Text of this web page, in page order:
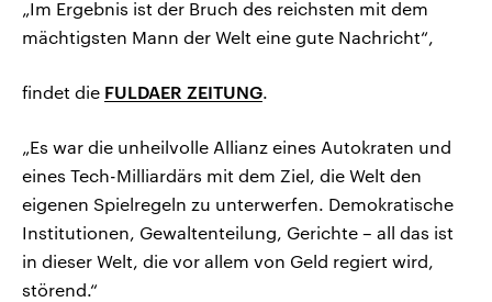
„Im Ergebnis ist der Bruch des reichsten mit dem
mächtigsten Mann der Welt eine gute Nachricht“,
findet die FULDAER ZEITUNG.
„Es war die unheilvolle Allianz eines Autokraten und
eines Tech-Milliardärs mit dem Ziel, die Welt den
eigenen Spielregeln zu unterwerfen. Demokratische
Institutionen, Gewaltenteilung, Gerichte – all das ist
in dieser Welt, die vor allem von Geld regiert wird,
störend.“